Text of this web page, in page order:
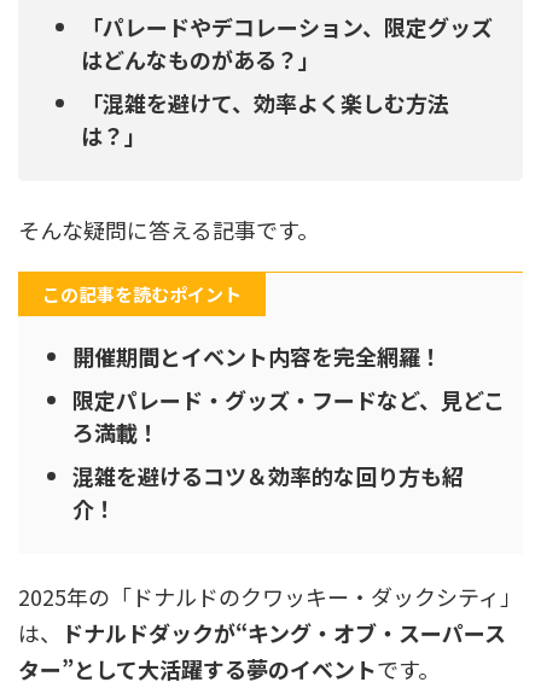
「パレードやデコレーション、限定グッズ
はどんなものがある？」
「混雑を避けて、効率よく楽しむ方法
は？」
そんな疑問に答える記事です。
この記事を読むポイント
開催期間とイベント内容を完全網羅！
限定パレード・グッズ・フードなど、見どこ
ろ満載！
混雑を避けるコツ＆効率的な回り方も紹
介！
2025年の「ドナルドのクワッキー・ダックシティ」
は、
ドナルドダックが“キング・オブ・スーパース
ター”として大活躍する夢のイベントです。